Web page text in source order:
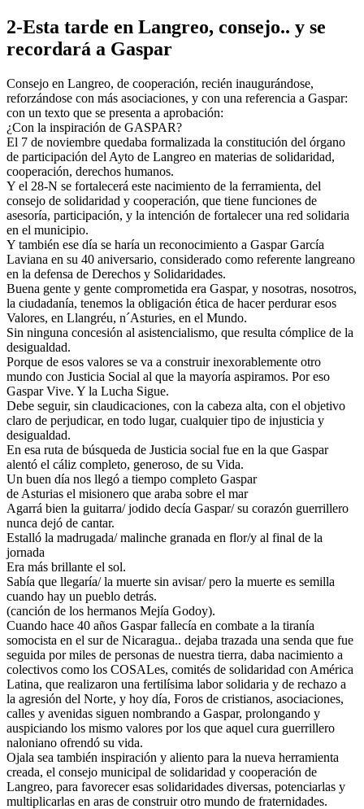
2-Esta tarde en Langreo, consejo.. y se
recordará a Gaspar
Consejo en Langreo, de cooperación, recién inaugurándose,
reforzándose con más asociaciones, y con una referencia a Gaspar:
con un texto que se presenta a aprobación:
¿Con la inspiración de GASPAR?
El 7 de noviembre quedaba formalizada la constitución del órgano
de participación del Ayto de Langreo en materias de solidaridad,
cooperación, derechos humanos.
Y el 28-N se fortalecerá este nacimiento de la ferramienta, del
consejo de solidaridad y cooperación, que tiene funciones de
asesoría, participación, y la intención de fortalecer una red solidaria
en el municipio.
Y también ese día se haría un reconocimiento a Gaspar García
Laviana en su 40 aniversario, considerado como referente langreano
en la defensa de Derechos y Solidaridades.
Buena gente y gente comprometida era Gaspar, y nosotras, nosotros,
la ciudadanía, tenemos la obligación ética de hacer perdurar esos
Valores, en Llangréu, n´Asturies, en el Mundo.
Sin ninguna concesión al asistencialismo, que resulta cómplice de la
desigualdad.
Porque de esos valores se va a construir inexorablemente otro
mundo con Justicia Social al que la mayoría aspiramos. Por eso
Gaspar Vive. Y la Lucha Sigue.
Debe seguir, sin claudicaciones, con la cabeza alta, con el objetivo
claro de perjudicar, en todo lugar, cualquier tipo de injusticia y
desigualdad.
En esa ruta de búsqueda de Justicia social fue en la que Gaspar
alentó el cáliz completo, generoso, de su Vida.
Un buen día nos llegó a tiempo completo Gaspar
de Asturias el misionero que araba sobre el mar
Agarrá bien la guitarra/ jodido decía Gaspar/ su corazón guerrillero
nunca dejó de cantar.
Estalló la madrugada/ malinche granada en flor/y al final de la
jornada
Era más brillante el sol.
Sabía que llegaría/ la muerte sin avisar/ pero la muerte es semilla
cuando hay un pueblo detrás.
(canción de los hermanos Mejía Godoy).
Cuando hace 40 años Gaspar fallecía en combate a la tiranía
somocista en el sur de Nicaragua.. dejaba trazada una senda que fue
seguida por miles de personas de nuestra tierra, daba nacimiento a
colectivos como los COSALes, comités de solidaridad con América
Latina, que realizaron una fertilísima labor solidaria y de rechazo a
la agresión del Norte, y hoy día, Foros de cristianos, asociaciones,
calles y avenidas siguen nombrando a Gaspar, prolongando y
auspiciando los mismo valores por los que aquel cura guerrillero
naloniano ofrendó su vida.
Ojala sea también inspiración y aliento para la nueva herramienta
creada, el consejo municipal de solidaridad y cooperación de
Langreo, para favorecer esas solidaridades diversas, potenciarlas y
multiplicarlas en aras de construir otro mundo de fraternidades.